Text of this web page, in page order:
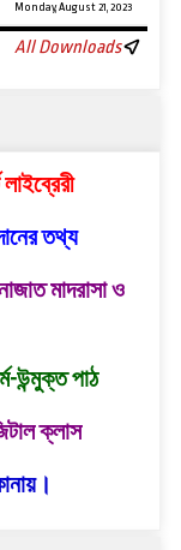
Monday, August 21, 2023
All Downloads
লাইব্রেরী
তথ্য
মাদরাসা ও
উন্মুক্ত পাঠ
ক্লাস